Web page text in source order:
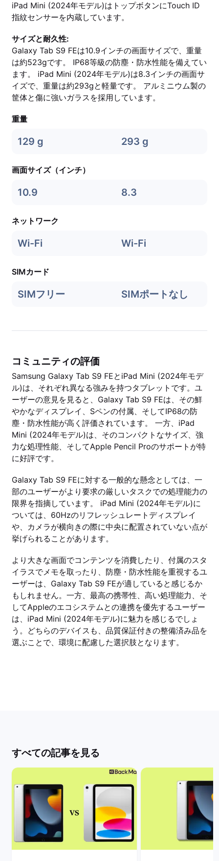
iPad Mini (2024年モデル)はトップボタンにTouch ID
指紋センサーを内蔵しています。
サイズと耐久性:
Galaxy Tab S9 FEは10.9インチの画面サイズで、重量
は約523gです。 IP68等級の防塵・防水性能を備えてい
ます。 iPad Mini (2024年モデル)は8.3インチの画面サ
イズで、重量は約293gと軽量です。 アルミニウム製の
筐体と傷に強いガラスを採用しています。
重量
129 g 293 g
画面サイズ（インチ）
10.9 8.3
ネットワーク
Wi-Fi Wi-Fi
SIMカード
SIMフリー SIMポートなし
コミュニティの評価
Samsung Galaxy Tab S9 FEとiPad Mini (2024年モデ
ル)は、それぞれ異なる強みを持つタブレットです。ユ
ーザーの意見を見ると、Galaxy Tab S9 FEは、その鮮
やかなディスプレイ、Sペンの付属、そしてIP68の防
塵・防水性能が高く評価されています。 一方、iPad
Mini (2024年モデル)は、そのコンパクトなサイズ、強
力な処理性能、そしてApple Pencil Proのサポートが特
に好評です。
Galaxy Tab S9 FEに対する一般的な懸念としては、一
部のユーザーがより要求の厳しいタスクでの処理能力の
限界を指摘しています。 iPad Mini (2024年モデル)に
ついては、60Hzのリフレッシュレートディスプレイ
や、カメラが横向きの際に中央に配置されていない点が
挙げられることがあります。
より大きな画面でコンテンツを消費したり、付属のスタ
イラスでメモを取ったり、防塵・防水性能を重視するユ
ーザーは、Galaxy Tab S9 FEが適していると感じるか
もしれません。一方、最高の携帯性、高い処理能力、そ
してAppleのエコシステムとの連携を優先するユーザー
は、iPad Mini (2024年モデル)に魅力を感じるでしょ
う。どちらのデバイスも、品質保証付きの整備済み品を
選ぶことで、環境に配慮した選択肢となります。
すべての記事を見る